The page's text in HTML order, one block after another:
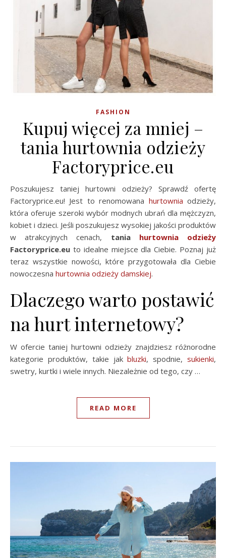
FASHION
Kupuj więcej za mniej –
tania hurtownia odzieży
Factoryprice.eu
Poszukujesz taniej hurtowni odzieży? Sprawdź ofertę
Factoryprice.eu! Jest to renomowana hurtownia odzieży,
która oferuje szeroki wybór modnych ubrań dla mężczyzn,
kobiet i dzieci. Jeśli poszukujesz wysokiej jakości produktów
w atrakcyjnych cenach, tania hurtownia odzieży
Factoryprice.eu to idealne miejsce dla Ciebie. Poznaj już
teraz wszystkie nowości, które przygotowała dla Ciebie
nowoczesna hurtownia odzieży damskiej.
Dlaczego warto postawić
na hurt internetowy?
W ofercie taniej hurtowni odzieży znajdziesz różnorodne
kategorie produktów, takie jakbluzki, spodnie,sukienki,
swetry, kurtki i wiele innych. Niezależnie od tego, czy …
READ MORE